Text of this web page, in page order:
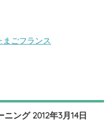
まごフランス
ング 2012年3月14日